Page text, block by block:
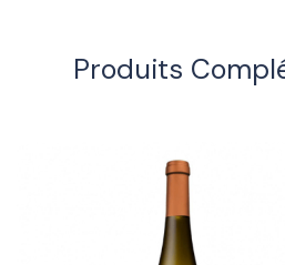
Produits